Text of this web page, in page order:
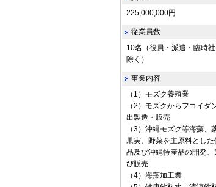
225,000,000円
従業員数
10名（役員・派遣・臨時
除く）
事業内容
（1）モズク養殖業
（2）モズクからフコイダ
出製造・販売
（3）沖縄モズク等海藻、
果実、野菜を主原料とした
品及び沖縄特産品の開発、
び販売
（4）海藻加工業